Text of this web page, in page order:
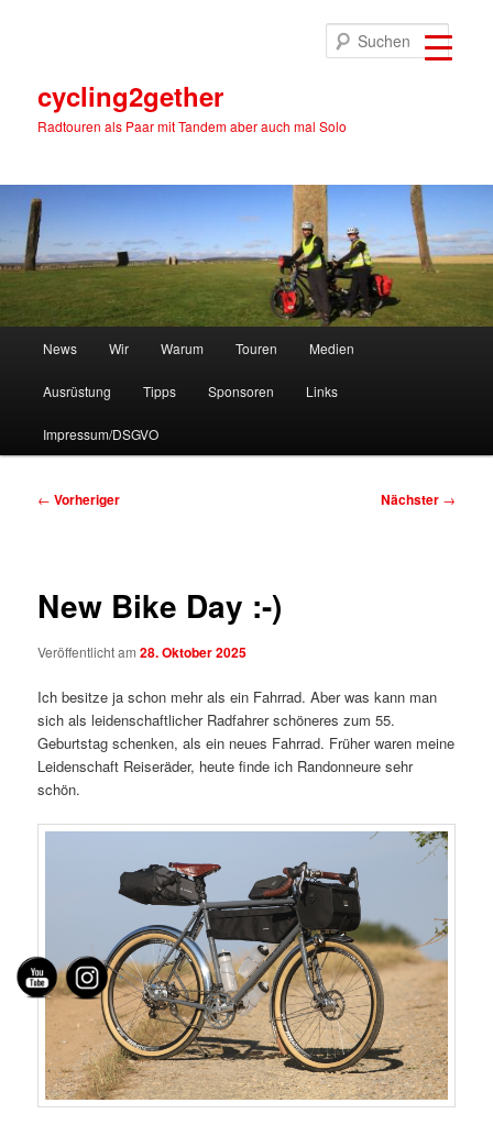
cycling2gether
Radtouren als Paar mit Tandem aber auch mal Solo
News Wir Warum Touren Medien
Ausrüstung Tipps Sponsoren Links
Impressum/DSGVO
Beitragsnavigation
← Vorheriger Nächster →
New Bike Day :-)
Veröffentlicht am28. Oktober 2025
Ich besitze ja schon mehr als ein Fahrrad. Aber was kann man
sich als leidenschaftlicher Radfahrer schöneres zum 55.
Geburtstag schenken, als ein neues Fahrrad. Früher waren meine
Leidenschaft Reiseräder, heute finde ich Randonneure sehr
schön.